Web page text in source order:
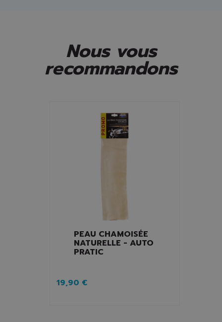
Nous vous
recommandons
PEAU CHAMOISÉE
NATURELLE - AUTO
PRATIC
19,90 €